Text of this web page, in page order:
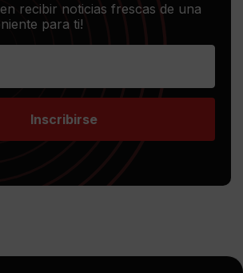
recibir noticias frescas de una
para ti!
Inscribirse